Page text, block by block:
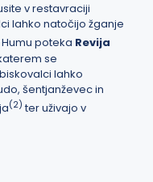
v restavraciji
lahko natočijo žganje
poteka Revija
se
lahko
šentjanževec in
(2) ter uživajo v